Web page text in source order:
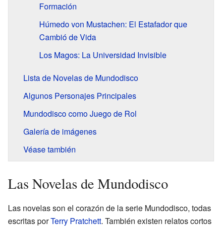
Formación
Húmedo von Mustachen: El Estafador que
Cambió de Vida
Los Magos: La Universidad Invisible
Lista de Novelas de Mundodisco
Algunos Personajes Principales
Mundodisco como Juego de Rol
Galería de imágenes
Véase también
Las Novelas de Mundodisco
Las novelas son el corazón de la serie Mundodisco, todas
escritas porTerry Pratchett. También existen relatos cortos